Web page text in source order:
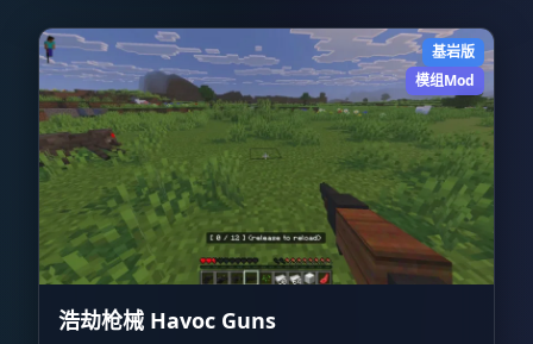
基岩版
模组Mod
浩劫枪械 Havoc Guns